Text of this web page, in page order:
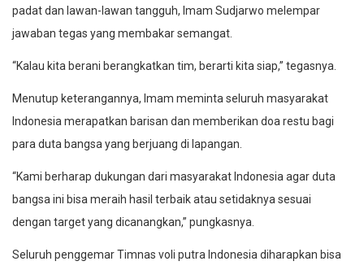
padat dan lawan-lawan tangguh, Imam Sudjarwo melempar
jawaban tegas yang membakar semangat.
“Kalau kita berani berangkatkan tim, berarti kita siap,” tegasnya.
Menutup keterangannya, Imam meminta seluruh masyarakat
Indonesia merapatkan barisan dan memberikan doa restu bagi
para duta bangsa yang berjuang di lapangan.
“Kami berharap dukungan dari masyarakat Indonesia agar duta
bangsa ini bisa meraih hasil terbaik atau setidaknya sesuai
dengan target yang dicanangkan,” pungkasnya.
Seluruh penggemar Timnas voli putra Indonesia diharapkan bisa